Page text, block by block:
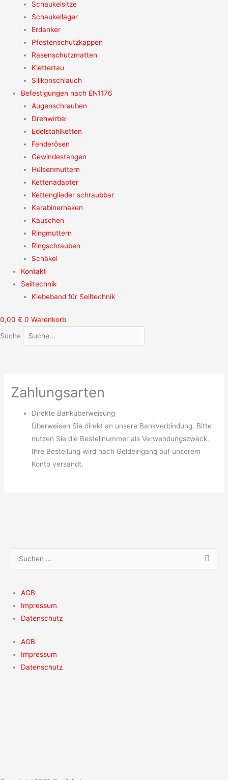
Schaukelsitze
Schaukellager
Erdanker
Pfostenschutzkappen
Rasenschutzmatten
Klettertau
Silikonschlauch
Befestigungen nach EN1176
Augenschrauben
Drehwirbel
Edelstahlketten
Fenderösen
Gewindestangen
Hülsenmuttern
Kettenadapter
Kettenglieder schraubbar
Karabinerhaken
Kauschen
Ringmuttern
Ringschrauben
Schäkel
Kontakt
Seiltechnik
Klebeband für Seiltechnik
0,00 € 0 Warenkorb
Suche
Zahlungsarten
Direkte Banküberweisung
Überweisen Sie direkt an unsere Bankverbindung. Bitte
nutzen Sie die Bestellnummer als Verwendungszweck.
Ihre Bestellung wird nach Geldeingang auf unserem
Konto versandt.
e
n
a
c
AGB
Impressum
Datenschutz
AGB
Impressum
Datenschutz